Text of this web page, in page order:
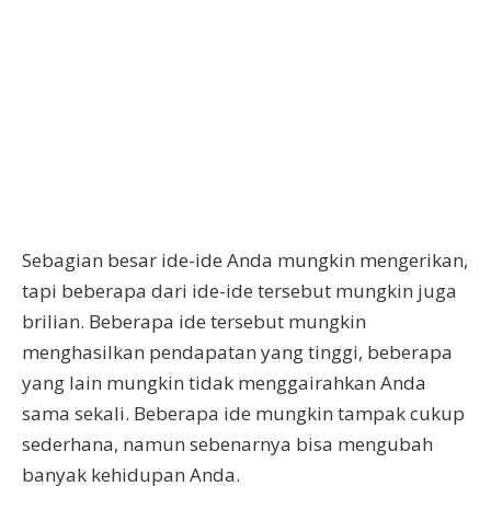
Sebagian besar ide-ide Anda mungkin mengerikan,
tapi beberapa dari ide-ide tersebut mungkin juga
brilian. Beberapa ide tersebut mungkin
menghasilkan pendapatan yang tinggi, beberapa
yang lain mungkin tidak menggairahkan Anda
sama sekali. Beberapa ide mungkin tampak cukup
sederhana, namun sebenarnya bisa mengubah
banyak kehidupan Anda.